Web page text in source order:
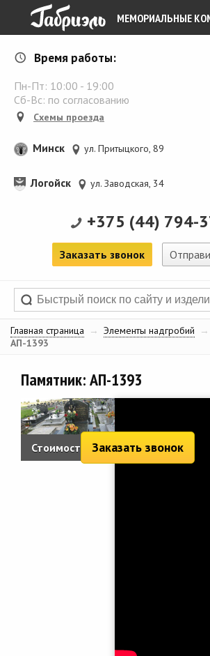
МЕМОРИАЛЬНЫЕ
Время работы:
Пн-Пт: 10:00 - 19:00
Сб-Вс: по согласованию
Схемы проезда
Минск ул. Притыцкого, 89
Логойск ул. Заводская, 34
+375 (44) 794-
Заказать звонок
Главная страница → Элементы надгробий →
АП-1393
Памятник: АП-1393
Стоимость: 4 202 руб.
Заказать звонок